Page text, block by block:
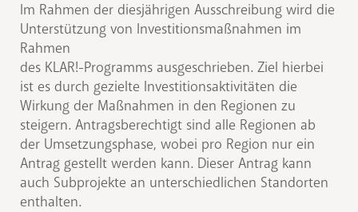
Im Rahmen der diesjährigen Ausschreibung wird die
Unterstützung von Investitionsmaßnahmen im
Rahmen
des KLAR!-Programms ausgeschrieben. Ziel hierbei
ist es durch gezielte Investitionsaktivitäten die
Wirkung der Maßnahmen in den Regionen zu
steigern. Antragsberechtigt sind alle Regionen ab
der Umsetzungsphase, wobei pro Region nur ein
Antrag gestellt werden kann. Dieser Antrag kann
auch Subprojekte an unterschiedlichen Standorten
enthalten.